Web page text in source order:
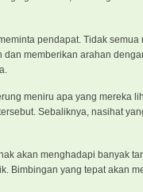
pendapat. Tidak
memberikan arahan
meniru apa yang mereka
Sebaliknya, nasihat
akan menghadapi banyak
Bimbingan yang tepat akan